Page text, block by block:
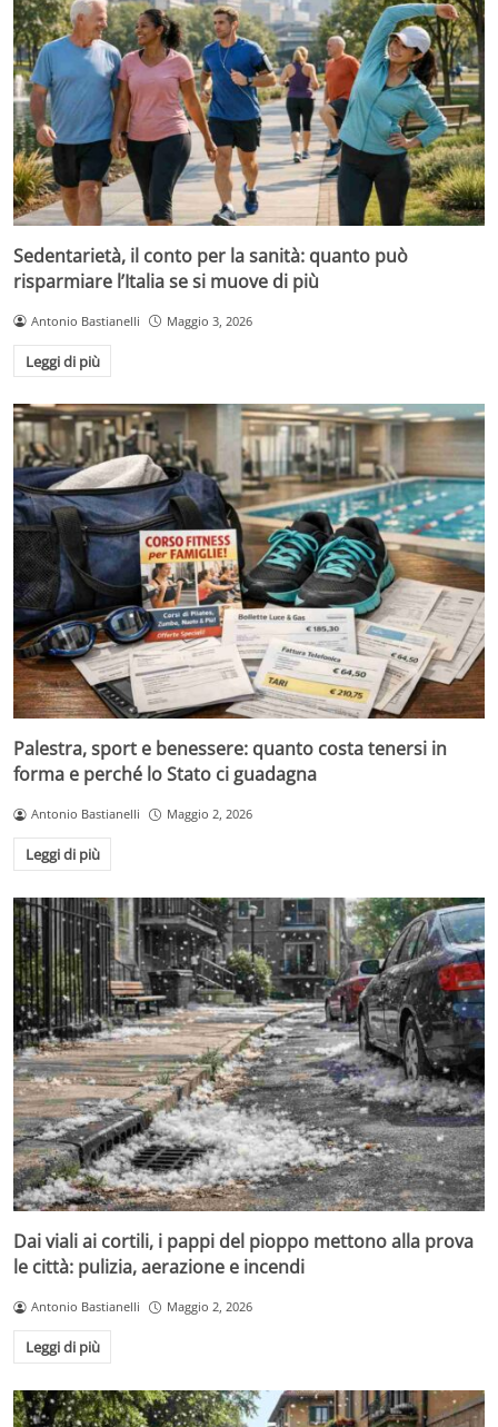
Sedentarietà, il conto per la sanità: quanto può
risparmiare l’Italia se si muove di più
Antonio Bastianelli Maggio 3, 2026
Leggi di più
Palestra, sport e benessere: quanto costa tenersi in
forma e perché lo Stato ci guadagna
Antonio Bastianelli Maggio 2, 2026
Leggi di più
Dai viali ai cortili, i pappi del pioppo mettono alla prova
le città: pulizia, aerazione e incendi
Antonio Bastianelli Maggio 2, 2026
Leggi di più